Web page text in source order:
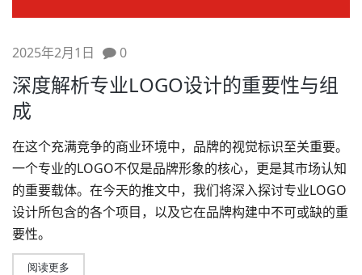
2025年2月1日 0
深度解析专业LOGO设计的重要性与组
成
在这个充满竞争的商业环境中，品牌的视觉标识至关重要。
一个专业的LOGO不仅是品牌形象的核心，更是其市场认知
的重要载体。在今天的推文中，我们将深入探讨专业LOGO
设计所包含的各个项目，以及它在品牌构建中不可或缺的重
要性。
阅读更多